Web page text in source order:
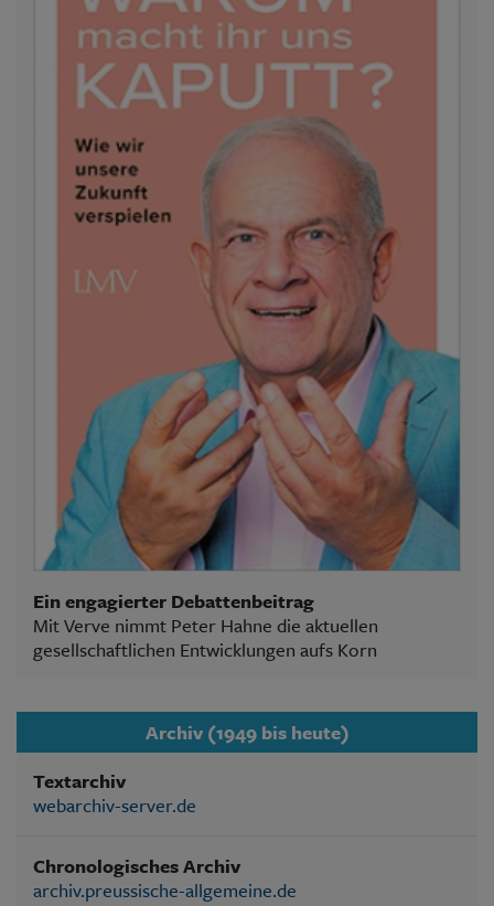
Ein engagierter Debattenbeitrag
Mit Verve nimmt Peter Hahne die aktuellen
gesellschaftlichen Entwicklungen aufs Korn
Archiv (1949 bis heute)
Textarchiv
webarchiv-server.de
Chronologisches Archiv
archiv.preussische-allgemeine.de